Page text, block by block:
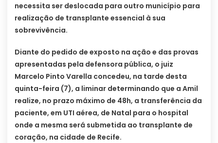
necessita ser deslocada para outro município para
realização de transplante essencial à sua
sobrevivência.
Diante do pedido de exposto na ação e das provas
apresentadas pela defensora pública, o juiz
Marcelo Pinto Varella concedeu, na tarde desta
quinta-feira (7), a liminar determinando que a Amil
realize, no prazo máximo de 48h, a transferência da
paciente, em UTI aérea, de Natal para o hospital
onde a mesma será submetida ao transplante de
coração, na cidade de Recife.